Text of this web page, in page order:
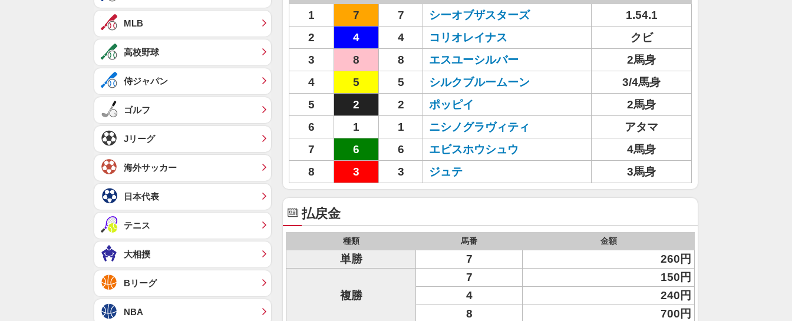
1 7 7 シーオブザスターズ
1.54.1
2
4 4 コリオレイナス
クビ
3
8 8 エスユーシルバー
2馬身
4
5 5 シルクブルームーン
3/4馬身
5
2 2 ポッピイ
2馬身
6
1 1 ニシノグラヴィティ
アタマ
7
6 6 エビスホウシュウ
4馬身
8
3 3 ジュテ 3馬身
払戻金
種類 馬番 金額
単勝 7 260円
複勝
7
150円
4
240円
8
700円
MLB
高校野球
侍ジャパン
ゴルフ
Jリーグ
海外サッカー
日本代表
テニス
大相撲
Bリーグ
NBA